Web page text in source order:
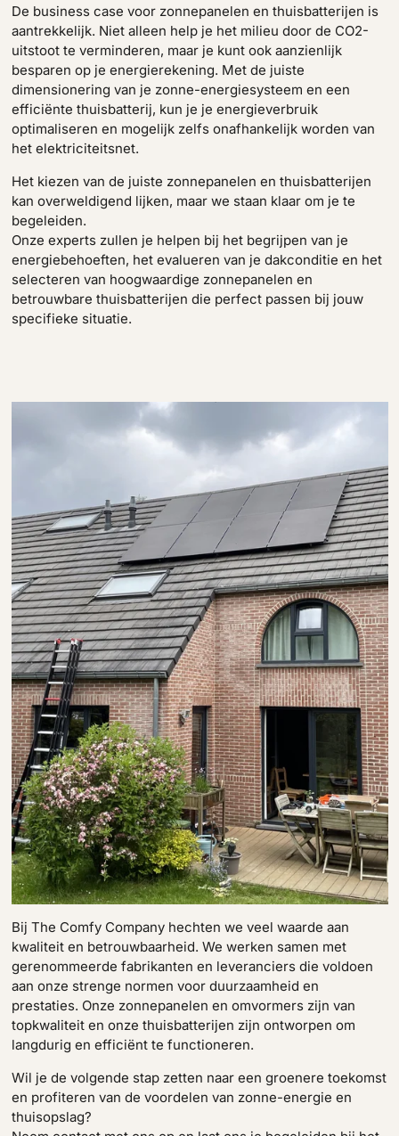
De business case voor zonnepanelen en thuisbatterijen is
aantrekkelijk. Niet alleen help je het milieu door de CO2-
uitstoot te verminderen, maar je kunt ook aanzienlijk
besparen op je energierekening. Met de juiste
dimensionering van je zonne-energiesysteem en een
efficiënte thuisbatterij, kun je je energieverbruik
optimaliseren en mogelijk zelfs onafhankelijk worden van
het elektriciteitsnet.
Het kiezen van de juiste zonnepanelen en thuisbatterijen
kan overweldigend lijken, maar we staan klaar om je te
begeleiden.
Onze experts zullen je helpen bij het begrijpen van je
energiebehoeften, het evalueren van je dakconditie en het
selecteren van hoogwaardige zonnepanelen en
betrouwbare thuisbatterijen die perfect passen bij jouw
specifieke situatie.
Bij The Comfy Company hechten we veel waarde aan
kwaliteit en betrouwbaarheid. We werken samen met
gerenommeerde fabrikanten en leveranciers die voldoen
aan onze strenge normen voor duurzaamheid en
prestaties. Onze zonnepanelen en omvormers zijn van
topkwaliteit en onze thuisbatterijen zijn ontworpen om
langdurig en efficiënt te functioneren.
Wil je de volgende stap zetten naar een groenere toekomst
en profiteren van de voordelen van zonne-energie en
thuisopslag?